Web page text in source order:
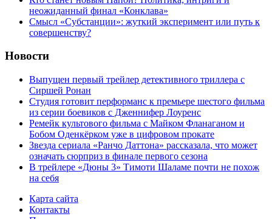
неожиданный финал «Конклава»
Cмысл «Субстанции»: жуткий эксперимент или путь к
совершенству?
Новости
Выпущен первый трейлер детективного триллера с
Сиршей Ронан
Студия готовит перформанс к премьере шестого фильма
из серии боевиков с Дженнифер Лоуренс
Ремейк культового фильма с Майком Фланаганом и
Бобом Оденкёрком уже в цифровом прокате
Звезда сериала «Ранчо Даттона» рассказала, что может
означать сюрприз в финале первого сезона
В трейлере «Дюны 3» Тимоти Шаламе почти не похож
на себя
Карта сайта
Контакты